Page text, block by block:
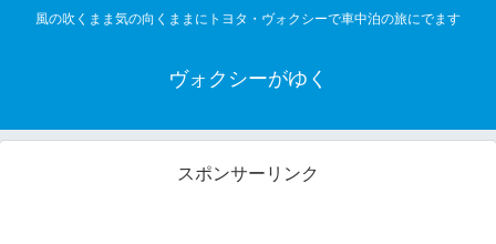
風の吹くまま気の向くままにトヨタ・ヴォクシーで車中泊の旅にでます
ヴォクシーがゆく
スポンサーリンク